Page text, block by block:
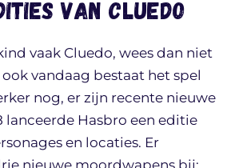
van Cluedo
vaak Cluedo, wees dan niet
vandaag bestaat het spel
nog, er zijn recente nieuwe
lanceerde Hasbro een editie
en locaties. Er
nieuwe moordwapens bij: